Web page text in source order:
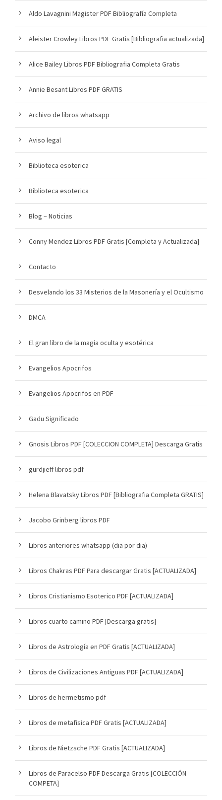
Aldo Lavagnini Magister PDF Bibliografía Completa
Aleister Crowley Libros PDF Gratis [Bibliografia actualizada]
Alice Bailey Libros PDF Bibliografia Completa Gratis
Annie Besant Libros PDF GRATIS
Archivo de libros whatsapp
Aviso legal
Biblioteca esoterica
Biblioteca esoterica
Blog – Noticias
Conny Mendez Libros PDF Gratis [Completa y Actualizada]
Contacto
Desvelando los 33 Misterios de la Masonería y el Ocultismo
DMCA
El gran libro de la magia oculta y esotérica
Evangelios Apocrifos
Evangelios Apocrifos en PDF
Gadu Significado
Gnosis Libros PDF [COLECCION COMPLETA] Descarga Gratis
gurdjieff libros pdf
Helena Blavatsky Libros PDF [Bibliografia Completa GRATIS]
Jacobo Grinberg libros PDF
Libros anteriores whatsapp (dia por dia)
Libros Chakras PDF Para descargar Gratis [ACTUALIZADA]
Libros Cristianismo Esoterico PDF [ACTUALIZADA]
Libros cuarto camino PDF [Descarga gratis]
Libros de Astrología en PDF Gratis [ACTUALIZADA]
Libros de Civilizaciones Antiguas PDF [ACTUALIZADA]
Libros de hermetismo pdf
Libros de metafisica PDF Gratis [ACTUALIZADA]
Libros de Nietzsche PDF Gratis [ACTUALIZADA]
Libros de Paracelso PDF Descarga Gratis [COLECCIÓN
COMPETA]